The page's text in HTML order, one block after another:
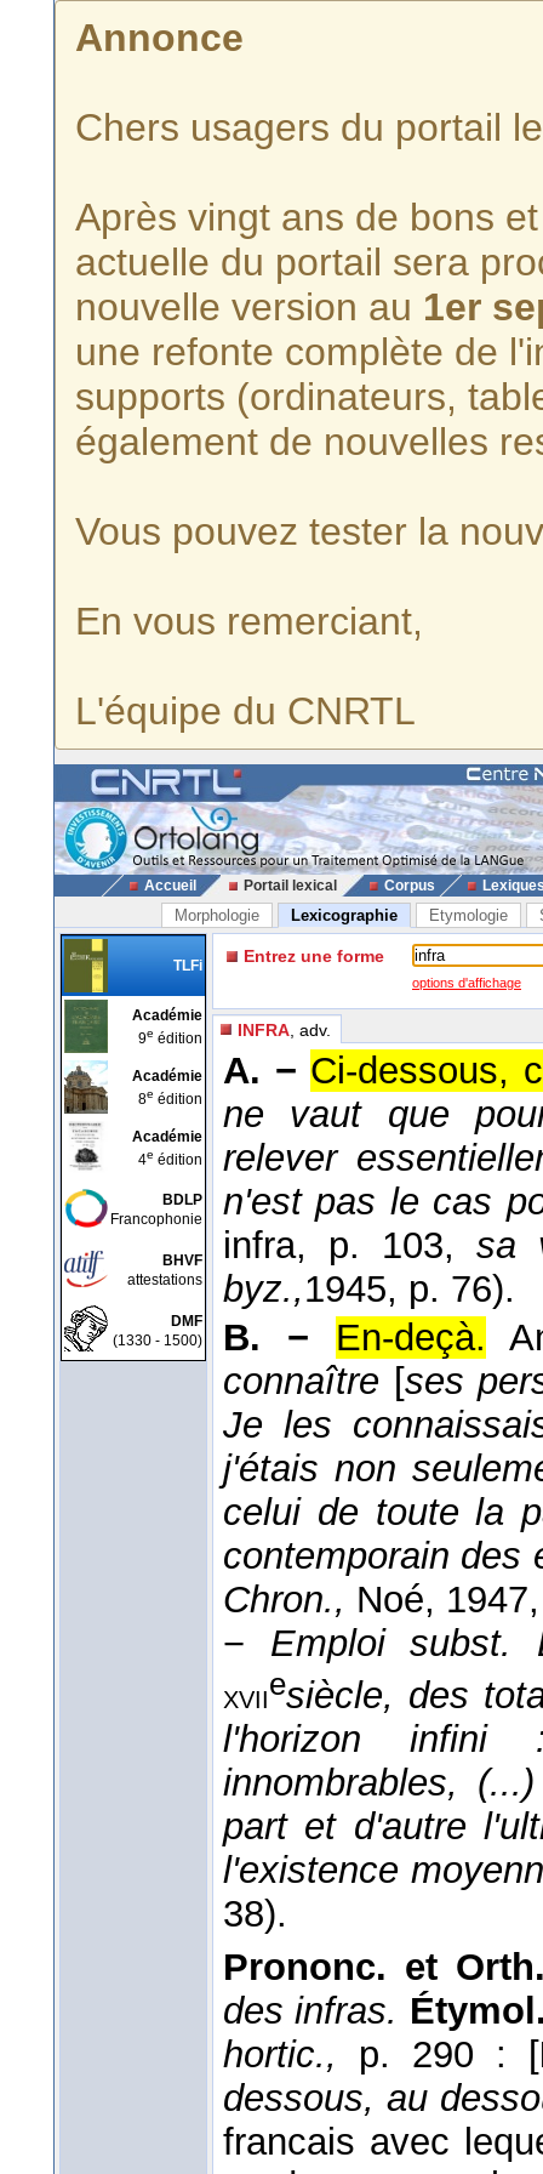
Annonce
Chers usagers du portail
Après vingt ans de bons
actuelle du portail sera
nouvelle version au 1er
une refonte complète de
supports (ordinateurs,
également de nouvelles
Vous pouvez tester la
En vous remerciant,
L'équipe du CNRTL
Accueil Portail lexical Corpus
Morphologie Lexicographie Etymologie
TLFi
Académie
9e édition
Académie
8e édition
Académie
4e édition
BDLP
Francophonie
BHVF
attestations
DMF
(1330 - 1500)
Entrez une forme
options d'affichage
INFRA , adv.
A. − Ci-dessous,
ne vaut que
relever
n'est pas le cas
infra, p. 103, sa
byz.,1945, p. 76).
B. −
En-deçà.
connaître [ses
Je les
j'étais non
celui de toute la
contemporain des
Chron., Noé, 1947
− Emploi subst.
xviiesiècle, des
l'horizon infini
innombrables,
part et d'autre
l'existence
38).
Prononc. et
des infras.
hortic., p. 290 : [
dessous, au
francais avec